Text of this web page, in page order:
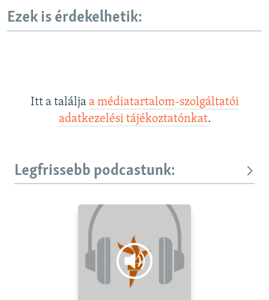
Ezek is érdekelhetik:
Itt a találja a médiatartalom-szolgáltatói
adatkezelési tájékoztatónkat.
Legfrissebb podcastunk: